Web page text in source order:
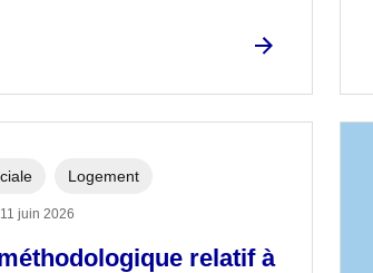
relatif à
Logement
juin 2026